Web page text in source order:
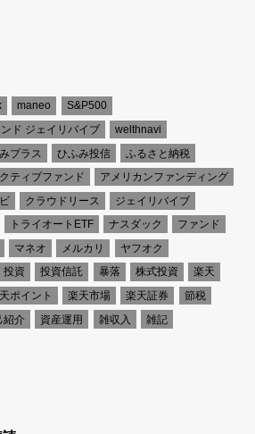
maneo
S&P500
ド ジェイリバイブ
welthnavi
プラス ひふみ投信
ふるさと納税
ティブファンド
アメリカンファンディング
クラウドリース
ジェイリバイブ
トライオートETF ナスダック
ファンド
マネオ メルカリ
ヤフオク
投資 投資信託 暴落 株式投資
楽天
ポイント 楽天市場 楽天証券
節税
紹介 資産運用 雑収入 雑記